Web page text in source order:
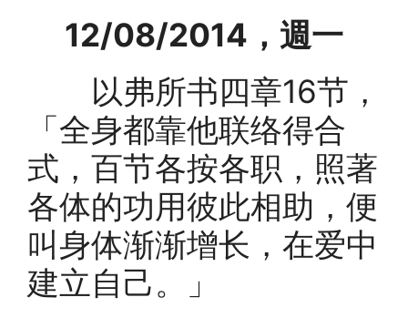
12/08/2014，週一
以弗所书四章16节，
「全身都靠他联络得合
式，百节各按各职，照著
各体的功用彼此相助，便
叫身体渐渐增长，在爱中
建立自己。」